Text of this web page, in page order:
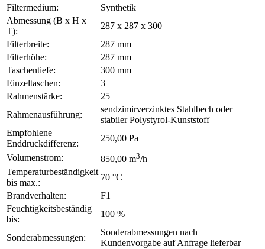
Filtermedium:
Synthetik
Abmessung (B x H x
T):
287 x 287 x 300
Filterbreite:
287 mm
Filterhöhe:
287 mm
Taschentiefe:
300 mm
Einzeltaschen:
3
Rahmenstärke:
25
Rahmenausführung:
sendzimirverzinktes Stahlbech oder
stabiler Polystyrol-Kunststoff
Empfohlene
Enddruckdifferenz:
250,00 Pa
Volumenstrom:
850,00 m3/h
Temperaturbeständigkeit
bis max.:
70 °C
Brandverhalten:
F1
Feuchtigkeitsbeständig
bis:
100 %
Sonderabmessungen:
Sonderabmessungen nach
Kundenvorgabe auf Anfrage lieferbar